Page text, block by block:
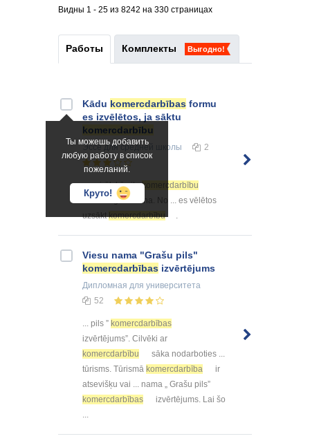
Видны 1 - 25 из 8242 на 330 страницах
Работы Комплекты Выгодно!
Ты можешь добавить
любую работу в список
пожеланий.
Круто!
Kādu komercdarbības formu
es izvēlētos, ja sāktu
komercdarbību
Эсседля средней школы 2
... vairāk kā citukomercdarbību
formu reģistrēšana. No ... es vēlētos
uzsāktkomercdarbību .
Viesu nama "Grašu pils"
komercdarbības izvērtējums
Дипломная для университета
52
... pils ” komercdarbības
izvērtējums”. Cilvēki ar
komercdarbību
sāka nodarboties ...
tūrisms. Tūrismā komercdarbība
ir
atsevišķu vai ... nama „ Grašu pils”
komercdarbības
izvērtējums. Lai šo